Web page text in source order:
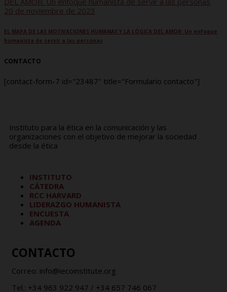
20 de noviembre de 2023
EL MAPA DE LAS MOTIVACIONES HUMANAS Y LA LÓGICA DEL AMOR: Un enfoque
humanista de servir a las personas
CONTACTO
[contact-form-7 id="23487" title="Formulario contacto"]
Instituto para la ética en la comunicación y las
organizaciones con el objetivo de mejorar la sociedad
desde la ética
INSTITUTO
CÁTEDRA
RCC HARVARD
LIDERAZGO HUMANISTA
ENCUESTA
AGENDA
CONTACTO
Correo: info@iecoinstitute.org
Tel.: +34 963 922 947 / +34 657 746 067